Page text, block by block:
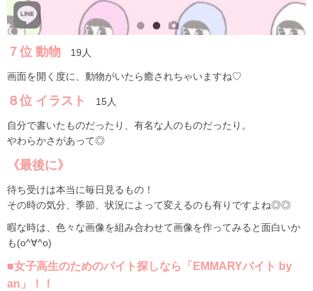
７位 動物 19人
画面を開く度に、動物がいたら癒されちゃいますね♡
８位 イラスト 15人
自分で書いたものだったり、有名な人のものだったり。
やわらかさがあって◎
《最後に》
待ち受けは本当に毎日見るもの！
その時の気分、季節、状況によって変えるのも有りですよね◎◎
暇な時は、色々な画像を組み合わせて画像を作ってみると面白いか
も(o^∀^o)
■女子高生のためのバイト探しなら「EMMARYバイト by
an」！！